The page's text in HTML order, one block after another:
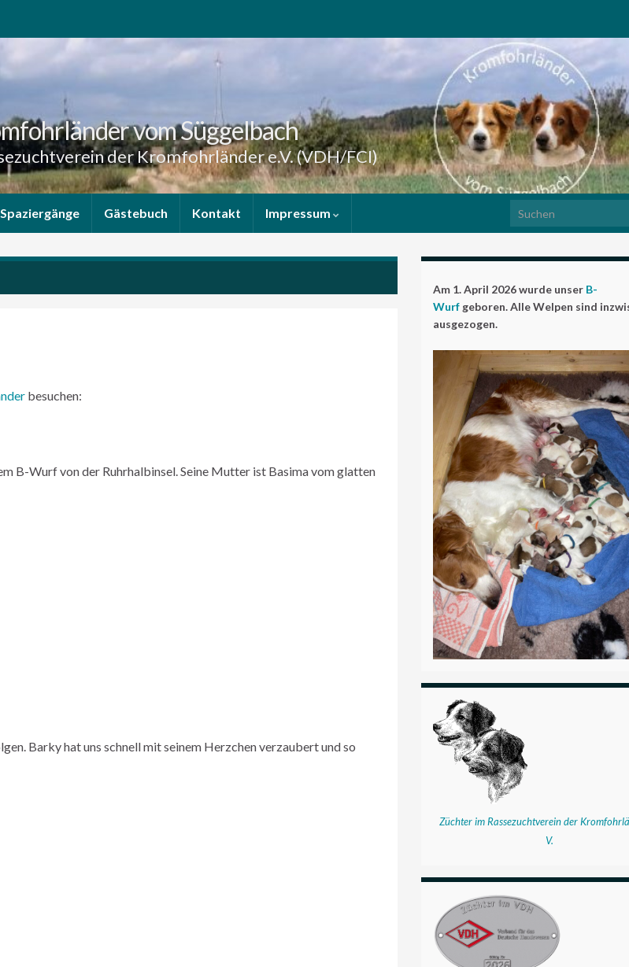
vom Süggelbach
der Kromfohrländer e.V. (VDH/FCI)
Spaziergänge Gästebuch Kontakt Impressum Search for:
besuchen:
B-Wurf von der Ruhrhalbinsel. Seine Mutter ist Basima vom glatten
Barky hat uns schnell mit seinem Herzchen verzaubert und so
Am 1. April 2026 wurde unser B-
Wurf geboren. Alle Welpen sind
ausgezogen.
Züchter im Rassezuchtverein der
V.